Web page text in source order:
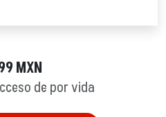
MXN
de por vida